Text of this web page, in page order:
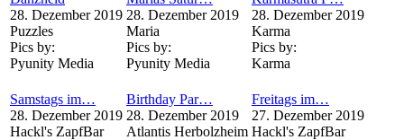
28. Dezember 2019
Puzzles
Pics by:
Pyunity Media
28. Dezember 2019
Maria
Pics by:
Pyunity Media
28. Dezember 2019
Karma
Pics by:
Karma
Samstags im…
28. Dezember 2019
Hackl's ZapfBar
Birthday Par…
28. Dezember 2019
Atlantis Herbolzheim
Freitags im…
27. Dezember 2019
Hackl's ZapfBar